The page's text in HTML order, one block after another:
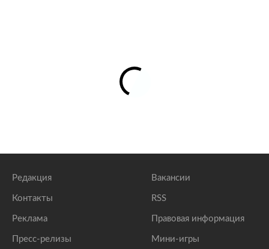
Редакция
Контакты
Реклама
Пресс-релизы
Вакансии
RSS
Правовая информация
Мини-игры